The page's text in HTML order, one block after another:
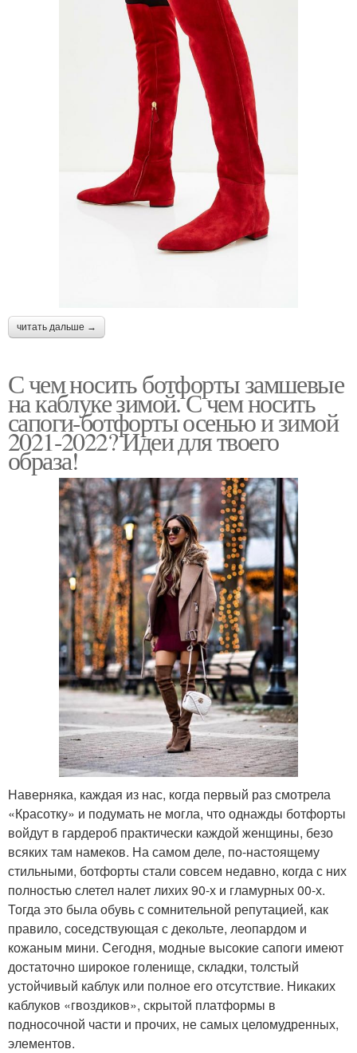
читать дальше →
С чем носить ботфорты замшевые
на каблуке зимой. С чем носить
сапоги-ботфорты осенью и зимой
2021-2022? Идеи для твоего
образа!
Наверняка, каждая из нас, когда первый раз смотрела
«Красотку» и подумать не могла, что однажды ботфорты
войдут в гардероб практически каждой женщины, безо
всяких там намеков. На самом деле, по-настоящему
стильными, ботфорты стали совсем недавно, когда с них
полностью слетел налет лихих 90-х и гламурных 00-х.
Тогда это была обувь с сомнительной репутацией, как
правило, соседствующая с декольте, леопардом и
кожаным мини. Сегодня, модные высокие сапоги имеют
достаточно широкое голенище, складки, толстый
устойчивый каблук или полное его отсутствие. Никаких
каблуков «гвоздиков», скрытой платформы в
подносочной части и прочих, не самых целомудренных,
элементов.